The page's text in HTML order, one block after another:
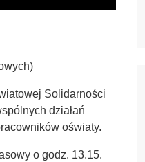
Solidarności
działań
oświaty.
o godz. 13.15.